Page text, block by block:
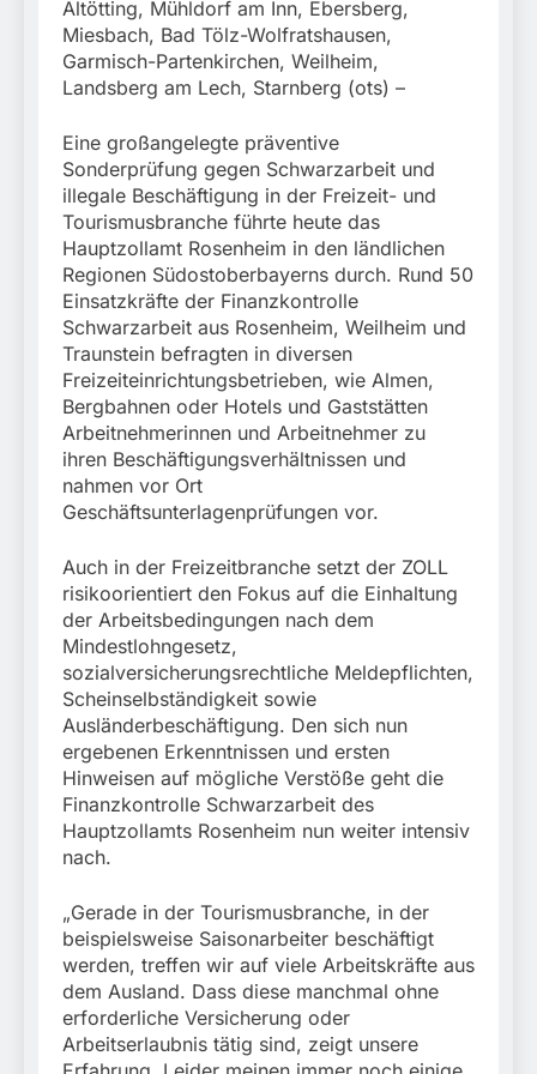
Altötting, Mühldorf am Inn, Ebersberg,
Miesbach, Bad Tölz-Wolfratshausen,
Garmisch-Partenkirchen, Weilheim,
Landsberg am Lech, Starnberg (ots) –
Eine großangelegte präventive
Sonderprüfung gegen Schwarzarbeit und
illegale Beschäftigung in der Freizeit- und
Tourismusbranche führte heute das
Hauptzollamt Rosenheim in den ländlichen
Regionen Südostoberbayerns durch. Rund 50
Einsatzkräfte der Finanzkontrolle
Schwarzarbeit aus Rosenheim, Weilheim und
Traunstein befragten in diversen
Freizeiteinrichtungsbetrieben, wie Almen,
Bergbahnen oder Hotels und Gaststätten
Arbeitnehmerinnen und Arbeitnehmer zu
ihren Beschäftigungsverhältnissen und
nahmen vor Ort
Geschäftsunterlagenprüfungen vor.
Auch in der Freizeitbranche setzt der ZOLL
risikoorientiert den Fokus auf die Einhaltung
der Arbeitsbedingungen nach dem
Mindestlohngesetz,
sozialversicherungsrechtliche Meldepflichten,
Scheinselbständigkeit sowie
Ausländerbeschäftigung. Den sich nun
ergebenen Erkenntnissen und ersten
Hinweisen auf mögliche Verstöße geht die
Finanzkontrolle Schwarzarbeit des
Hauptzollamts Rosenheim nun weiter intensiv
nach.
„Gerade in der Tourismusbranche, in der
beispielsweise Saisonarbeiter beschäftigt
werden, treffen wir auf viele Arbeitskräfte aus
dem Ausland. Dass diese manchmal ohne
erforderliche Versicherung oder
Arbeitserlaubnis tätig sind, zeigt unsere